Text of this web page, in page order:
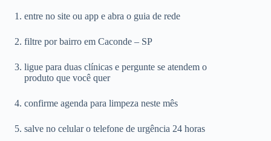
entre no site ou app e abra o guia de rede
filtre por bairro em Caconde – SP
ligue para duas clínicas e pergunte se atendem o
produto que você quer
confirme agenda para limpeza neste mês
salve no celular o telefone de urgência 24 horas